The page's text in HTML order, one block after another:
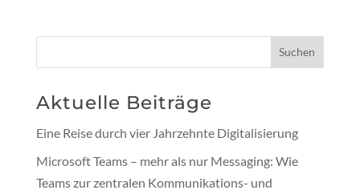
Suchen
Aktuelle Beiträge
Eine Reise durch vier Jahrzehnte Digitalisierung
Microsoft Teams – mehr als nur Messaging: Wie
Teams zur zentralen Kommunikations- und